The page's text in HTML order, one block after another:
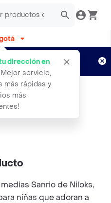
dirección en
Mejor servicio,
más rápidas y
más
semanas
Aplican TyC
Personajes
Sanrio de Niloks,
niñas que adoran a